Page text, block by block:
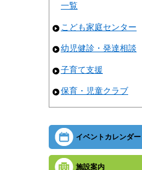
一覧
こども家庭センター
幼児健診・発達相談
子育て支援
保育・児童クラブ
イベントカレンダー
施設案内